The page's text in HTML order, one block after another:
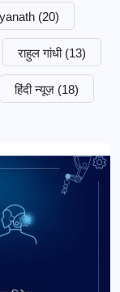
(20)
राहुल गांधी (13)
हिंदी न्यूज़ (18)